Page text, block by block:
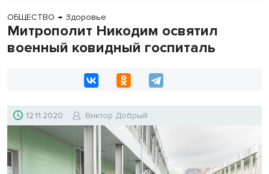
ОБЩЕСТВО → Здоровье
Митрополит Никодим освятил
военный ковидный госпиталь
12.11.2020 Виктор Добрый